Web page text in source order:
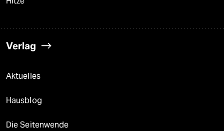
Verlag
Aktuelles
Hausblog
Die Seitenwende